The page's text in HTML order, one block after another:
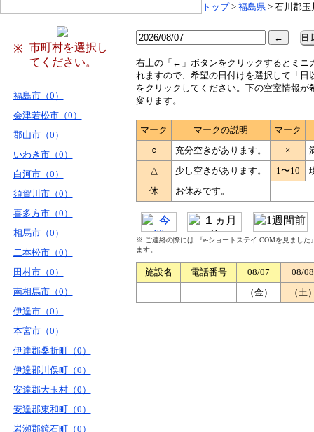
トップ> 福島県 > 石川郡玉
※
市町村を選択し
てください。
福島市（0）
会津若松市（0）
郡山市（0）
いわき市（0）
白河市（0）
須賀川市（0）
喜多方市（0）
相馬市（0）
二本松市（0）
田村市（0）
南相馬市（0）
伊達市（0）
本宮市（0）
伊達郡桑折町（0）
伊達郡川俣町（0）
安達郡大玉村（0）
安達郡東和町（0）
岩瀬郡鏡石町（0）
右 上の「←」ボタンをクリックするとミニ
れますので、希望の日付けを選択して「日
をクリックしてください。下の空室情報が
変ります。
マーク マークの説明
マーク
○
充分空きがあります。 ×
△
少し空きがあります。 1〜10
休
お休みです。
※ ご連絡の際には 『e-ショートステイ.COMを見まし
ます。
施設名 電話番号 08/07
08/08
（金）
（土